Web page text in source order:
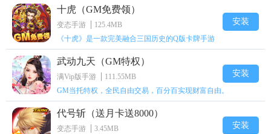
十虎（GM免费领）
变态手游
125.4MB
《十虎》是一款完美融合三国历史的Q版卡牌手游
安装
武动九天（GM特权）
满Vip版手游
111.55MB
GM当托特权，全民自由交易，百分百实现财富自由。
安装
代号斩（送月卡送8000）
变态手游
3.45MB
安装